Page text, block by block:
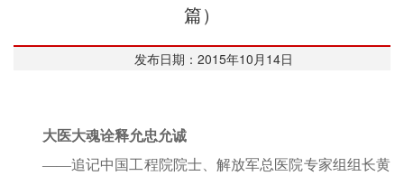
篇）
发布日期：2015年10月14日
大医大魂诠释允忠允诚
——追记中国工程院院士、解放军总医院专家组组长黄